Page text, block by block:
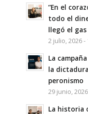
“En el
todo el
llegó el gas
2 julio, 2026 -
La
la
peronismo
29 junio,
La historia